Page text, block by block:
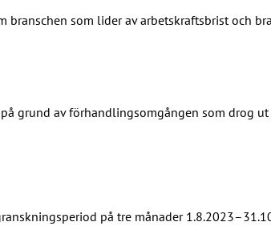
som lider av arbetskraftsbrist och
grund av förhandlingsomgången som drog
på tre månader